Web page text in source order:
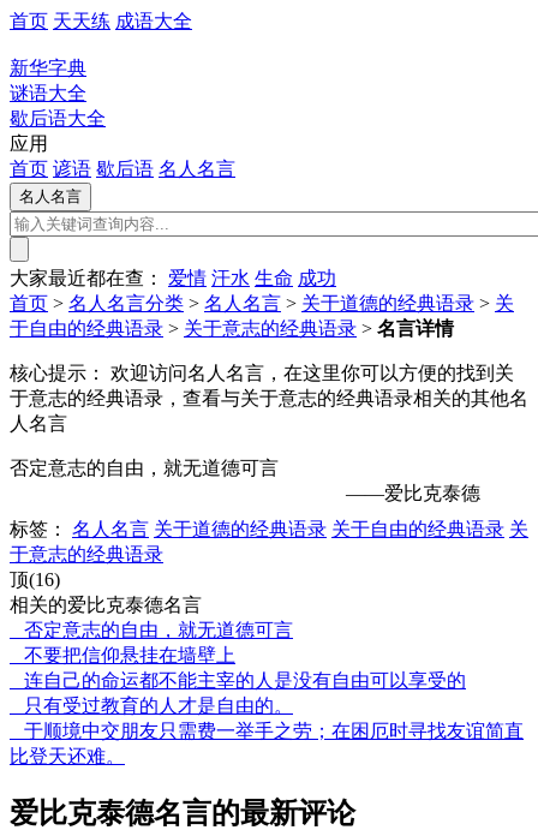
首页 天天练 成语大全
新华字典
谜语大全
歇后语大全
应用
首页 谚语 歇后语 名人名言
大家最近都在查： 爱情 汗水 生命 成功
首页 > 名人名言分类 > 名人名言 > 关于道德的经典语录 > 关
于自由的经典语录 > 关于意志的经典语录 > 名言详情
核心提示：
欢迎访问名人名言，在这里你可以方便的找到关
于意志的经典语录，查看与关于意志的经典语录相关的其他名
人名言
否定意志的自由，就无道德可言
——爱比克泰德
标签：
名人名言 关于道德的经典语录 关于自由的经典语录 关
于意志的经典语录
顶(16)
相关的爱比克泰德名言
否定意志的自由，就无道德可言
不要把信仰悬挂在墙壁上
连自己的命运都不能主宰的人是没有自由可以享受的
只有受过教育的人才是自由的。
于顺境中交朋友只需费一举手之劳；在困厄时寻找友谊简直
比登天还难。
爱比克泰德名言的最新评论